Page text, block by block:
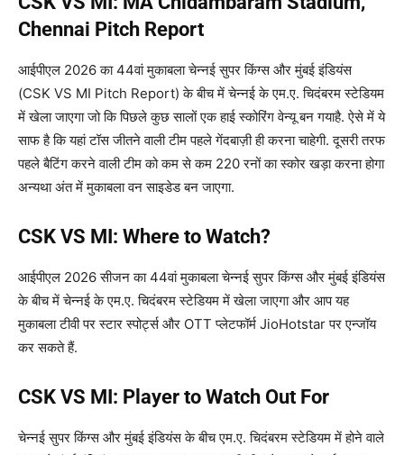
Chennai Pitch Report
आईपीएल 2026 का 44वां मुकाबला चेन्नई सुपर किंग्स और मुंबई इंडियंस
(CSK VS MI Pitch Report) के बीच में चेन्नई के एम.ए. चिदंबरम स्टेडियम
में खेला जाएगा जो कि पिछले कुछ सालों एक हाई स्कोरिंग वेन्यू बन गयाहै. ऐसे में ये
साफ है कि यहां टॉस जीतने वाली टीम पहले गेंदबाज़ी ही करना चाहेगी. दूसरी तरफ
पहले बैटिंग करने वाली टीम को कम से कम 220 रनों का स्कोर खड़ा करना होगा
अन्यथा अंत में मुकाबला वन साइडेड बन जाएगा.
CSK VS MI: Where to Watch?
आईपीएल 2026 सीजन का 44वां मुकाबला चेन्नई सुपर किंग्स और मुंबई इंडियंस
के बीच में चेन्नई के एम.ए. चिदंबरम स्टेडियम में खेला जाएगा और आप यह
मुकाबला टीवी पर स्टार स्पोर्ट्स और OTT प्लेटफॉर्म JioHotstar पर एन्जॉय
कर सकते हैं.
CSK VS MI: Player to Watch Out For
चेन्नई सुपर किंग्स और मुंबई इंडियंस के बीच एम.ए. चिदंबरम स्टेडियम में होने वाले